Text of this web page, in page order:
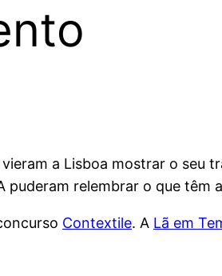
vieram a Lisboa mostrar o seu
puderam relembrar o que têm
Contextile. A Lã em